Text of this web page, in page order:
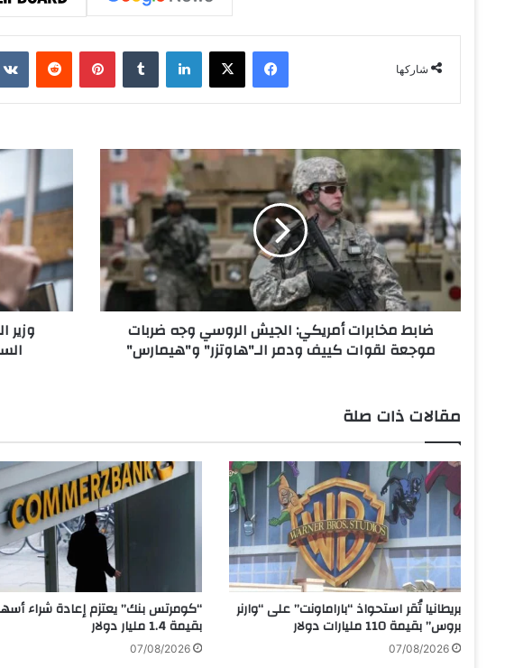
شاركها
فيسبوك ‫X لينكدإن ‏Tumblr بينتيريست ‏Reddit
ض
ا
ط
م
خ
ا
ب
ر
ي
ك
ي
ا
ل
ج
ي
ا
ل
ر
و
ضابط مخابرات أمريكي: الجيش الروسي وجه ضربات
موجعة لقوات كييف ودمر الـ"هاوتزر" و"هيمارس"
ل
ر
و
ي
د
ي
ت
و
ي
ا
س
وزير
مقالات ذات صلة
بريطانيا تُقر استحواذ “باراماونت” على “وارنر
بروس” بقيمة 110 مليارات دولار
07/08/2026
“كومرتس بنك” يعتزم إعادة شراء
بقيمة 1.4 مليار دولار
07/08/2026